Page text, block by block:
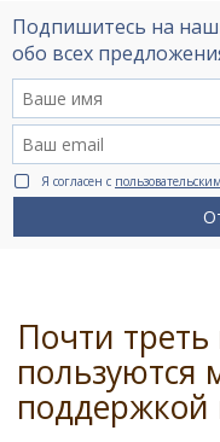
Интервью
Видео Ruso.TV
BCN life
Сервис на немецком
Подпишитесь на
обо всех
Я согласен с
Почти
пользуются
поддержкой